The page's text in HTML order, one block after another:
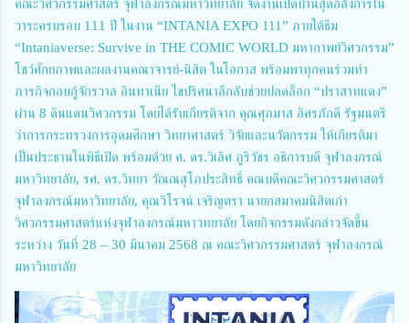
คณะวิศวกรรมศาสตร์ จุฬาลงกรณมหาวิทยาลัย จัดงานเปิดบ้านสุดอลังการใน
วาระครบรอบ 111 ปี ในงาน “INTANIA EXPO 111” ภายใต้ธีม
“Intaniaverse: Survive in THE COMIC WORLD มหากาพย์วิศวกรรม”
โชว์ศักยภาพและผลงานคณาจารย์-นิสิต ในโอกาส พร้อมพาทุกคนร่วมทำ
ภารกิจกอบกู้จักรวาล อินทาเนีย ไขปริศนาลึกลับช่วยปลดล็อก “ปราสาทแดง”
ผ่าน 8 ดินแดนวิศวกรรม โดยได้รับเกียรติจาก คุณศุภมาส อิศรภักดี รัฐมนตรี
ว่าการกระทรวงการอุดมศึกษา วิทยาศาสตร์ วิจัยและนวัตกรรม ให้เกียรติมา
เป็นประธานในพิธีเปิด พร้อมด้วย ศ. ดร.วิเลิศ ภูริวัชร อธิการบดี จุฬาลงกรณ์
มหาวิทยาลัย, รศ. ดร.วิทยา วัณณสุโภประสิทธิ์ คณบดีคณะวิศวกรรมศาสตร์
จุฬาลงกรณ์มหาวิทยาลัย, คุณวิโรจน์ เจริญตรา นายกสมาคมนิสิตเก่า
วิศวกรรมศาสตร์แห่งจุฬาลงกรณ์มหาวทยาลัย โดยกิจกรรมดังกล่าวจัดขึ้น
ระหว่าง วันที่ 28 – 30 มีนาคม 2568 ณ คณะวิศวกรรมศาสตร์ จุฬาลงกรณ์
มหาวิทยาลัย